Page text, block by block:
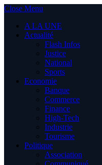
Close Menu
A LA UNE
Actualité
Flash Infos
Justice
National
Sports
Economie
Banque
Commerce
Finance
High-Tech
Industrie
Tourisme
Politique
Association